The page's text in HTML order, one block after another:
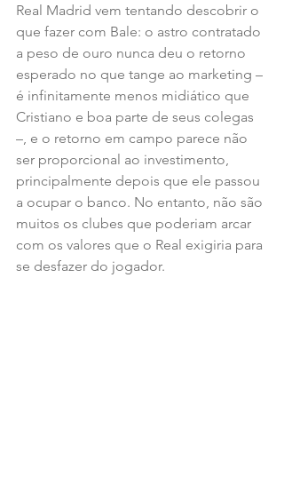
Real Madrid vem tentando descobrir o
que fazer com Bale: o astro contratado
a peso de ouro nunca deu o retorno
esperado no que tange ao marketing –
é infinitamente menos midiático que
Cristiano e boa parte de seus colegas
–, e o retorno em campo parece não
ser proporcional ao investimento,
principalmente depois que ele passou
a ocupar o banco. No entanto, não são
muitos os clubes que poderiam arcar
com os valores que o Real exigiria para
se desfazer do jogador.